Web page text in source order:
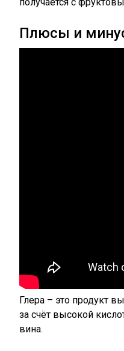
Плюсы и
Глера – это продукт
за счёт высокой
вина.